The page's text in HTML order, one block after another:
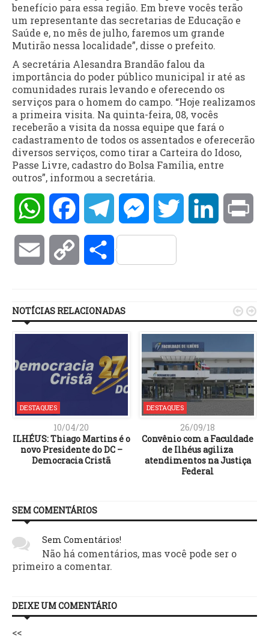
benefício para essa região. Em breve vocês terão
um representante das secretarias de Educação e
Saúde e, no mês de julho, faremos um grande
Mutirão nessa localidade”, disse o prefeito.
A secretária Alesandra Brandão falou da
importância do poder público municipal ir até as
comunidades rurais levando e oferecendo os
serviços para o homem do campo. “Hoje realizamos
a primeira visita. Na quinta-feira, 08, vocês
receberão a visita da nossa equipe que fará o
cadastramento de todos os assentados e oferecerão
diversos serviços, como tirar a Carteira do Idoso,
Passe Livre, cadastro do Bolsa Família, entre
outros”, informou a secretária.
WhatsAppFacebookTelegramMessengerTwitter LinkedIn
Email Copy Compartilhar
NOTÍCIAS RELACIONADAS
DESTAQUES
10/04/20
ILHÉUS: Thiago Martins é o
novo Presidente do DC –
Democracia Cristã
DESTAQUES
26/09/18
Convênio com a Faculdade
de Ilhéus agiliza
atendimentos na Justiça
Federal
 
SEM COMENTÁRIOS
Sem Comentários!
Não há comentários, mas você pode ser o
primeiro a comentar.
DEIXE UM COMENTÁRIO
<<